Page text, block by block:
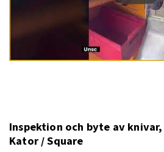
Inspektion och byte av
Kator / Square